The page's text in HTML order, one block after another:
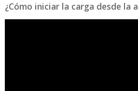
¿Cómo iniciar la carga desde la